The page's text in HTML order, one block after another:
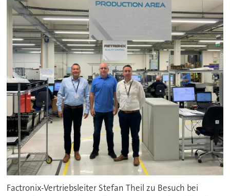
Factronix-Vertriebsleiter Stefan Theil zu Besuch bei